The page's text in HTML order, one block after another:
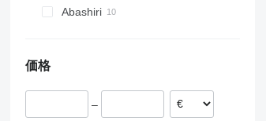
Travego
Abashiri
価格
–